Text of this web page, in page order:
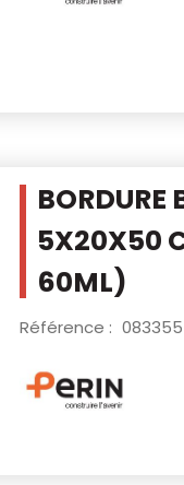
BORDURE
5X20X50
60ML)
Référence : 083355